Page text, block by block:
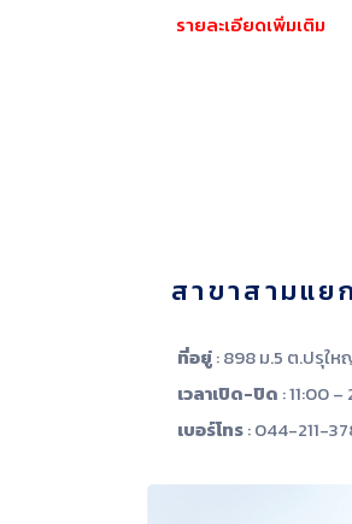
รายละเอียดเพิ่มเติม
สาขาสามแย
ที่อยู่: 898 ม.5 ต.ปรุใ
เวลาเปิด-ปิด : 11:00 –
เบอร์โทร: 044-211-